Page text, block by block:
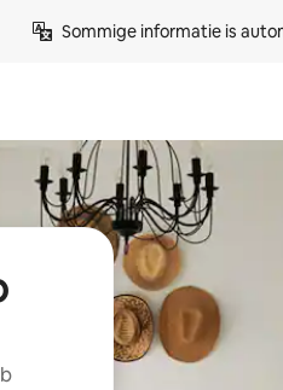
Sommige informatie is